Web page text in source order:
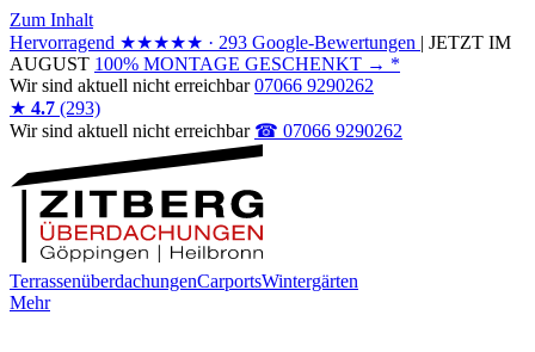
Zum Inhalt
Hervorragend ★★★★★ · 293 Google-Bewertungen | JETZT IM
AUGUST 100% MONTAGE GESCHENKT → *
Wir sind aktuell nicht erreichbar 07066 9290262
★ 4.7 (293)
Wir sind aktuell nicht erreichbar ☎ 07066 9290262
TerrassenüberdachungenCarportsWintergärten
Mehr